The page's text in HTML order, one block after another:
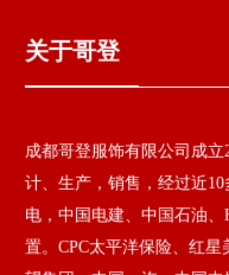
关于哥登
成都哥登服饰有限公司成
计、生产，销售，经过近
电，中国电建、中国石油
置。CPC太平洋保险、红